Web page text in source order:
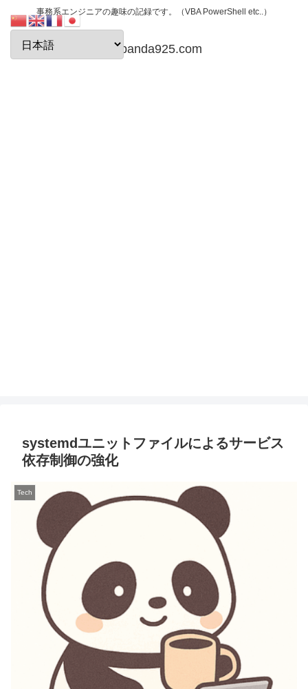
事務系エンジニアの趣味の記録です。（VBA PowerShell etc..）
papanda925.com
systemdユニットファイルによるサービス
依存制御の強化
Tech